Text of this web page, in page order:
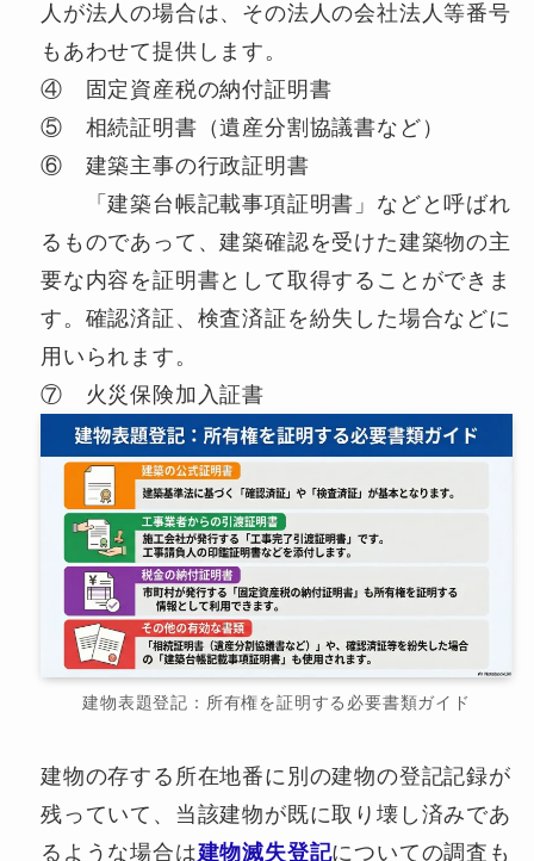
人が法人の場合は、その法人の会社法人等番号
もあわせて提供します。
④ 固定資産税の納付証明書
⑤ 相続証明書（遺産分割協議書など）
⑥ 建築主事の行政証明書
「建築台帳記載事項証明書」などと呼ばれ
るものであって、建築確認を受けた建築物の主
要な内容を証明書として取得することができま
す。確認済証、検査済証を紛失した場合などに
用いられます。
⑦ 火災保険加入証書
建物表題登記：所有権を証明する必要書類ガイド
建物の存する所在地番に別の建物の登記記録が
残っていて、当該建物が既に取り壊し済みであ
るような場合は建物滅失登記についての調査も